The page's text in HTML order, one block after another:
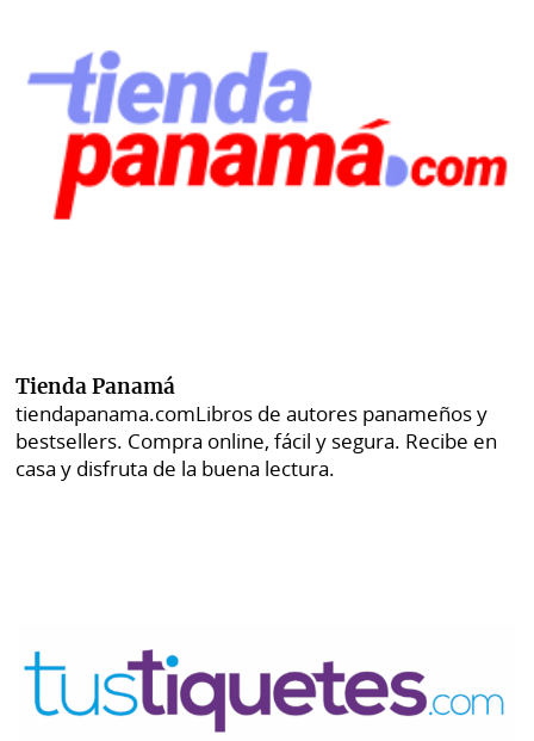
Tienda Panamá
tiendapanama.comLibros de autores panameños y
bestsellers. Compra online, fácil y segura. Recibe en
casa y disfruta de la buena lectura.